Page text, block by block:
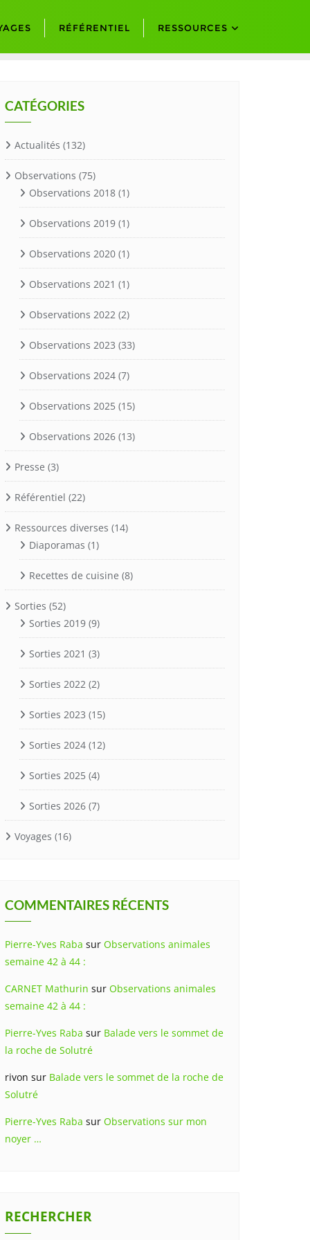
RÉFÉRENTIEL RESSOURCES
CATÉGORIES
Actualités (132)
Observations (75)
Observations 2018 (1)
Observations 2019 (1)
Observations 2020 (1)
Observations 2021 (1)
Observations 2022 (2)
Observations 2023 (33)
Observations 2024 (7)
Observations 2025 (15)
Observations 2026 (13)
Presse (3)
Référentiel (22)
Ressources diverses (14)
Diaporamas (1)
Recettes de cuisine (8)
Sorties (52)
Sorties 2019 (9)
Sorties 2021 (3)
Sorties 2022 (2)
Sorties 2023 (15)
Sorties 2024 (12)
Sorties 2025 (4)
Sorties 2026 (7)
Voyages (16)
COMMENTAIRES RÉCENTS
Pierre-Yves Raba sur Observations animales
semaine 42 à 44 :
CARNET Mathurin sur Observations animales
semaine 42 à 44 :
Pierre-Yves Raba sur Balade vers le sommet de
la roche de Solutré
rivon sur Balade vers le sommet de la roche de
Solutré
Pierre-Yves Raba sur Observations sur mon
noyer …
RECHERCHER